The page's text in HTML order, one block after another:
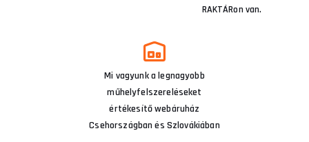
RAKTÁRon van.
Mi vagyunk a legnagyobb
műhelyfelszereléseket
értékesítő webáruház
Csehországban és Szlovákiában